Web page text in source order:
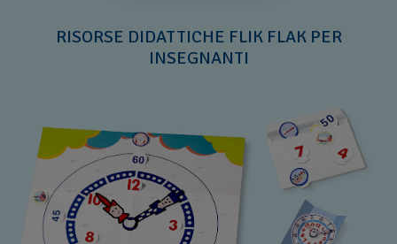
RISORSE DIDATTICHE FLIK FLAK PER
INSEGNANTI